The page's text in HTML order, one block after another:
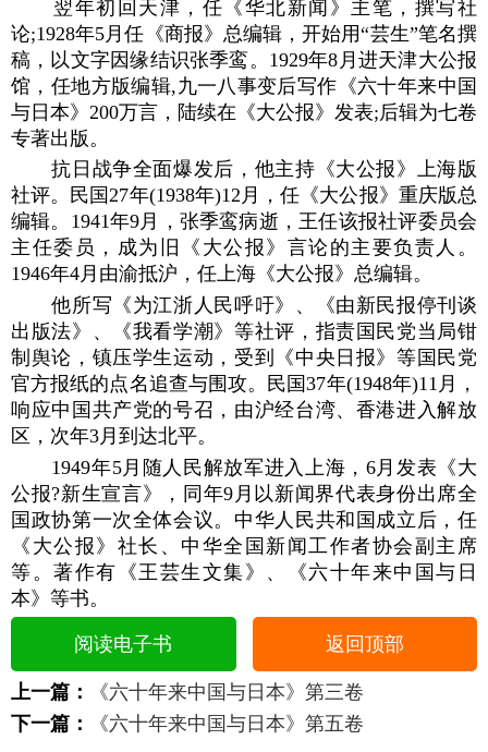
翌年初回天津，任《华北新闻》主笔，撰写社
论;1928年5月任《商报》总编辑，开始用“芸生”笔名撰
稿，以文字因缘结识张季鸾。1929年8月进天津大公报
馆，任地方版编辑,九一八事变后写作《六十年来中国
与日本》200万言，陆续在《大公报》发表;后辑为七卷
专著出版。
抗日战争全面爆发后，他主持《大公报》上海版
社评。民国27年(1938年)12月，任《大公报》重庆版总
编辑。1941年9月，张季鸾病逝，王任该报社评委员会
主任委员，成为旧《大公报》言论的主要负责人。
1946年4月由渝抵沪，任上海《大公报》总编辑。
他所写《为江浙人民呼吁》、《由新民报停刊谈
出版法》、《我看学潮》等社评，指责国民党当局钳
制舆论，镇压学生运动，受到《中央日报》等国民党
官方报纸的点名追查与围攻。民国37年(1948年)11月，
响应中国共产党的号召，由沪经台湾、香港进入解放
区，次年3月到达北平。
1949年5月随人民解放军进入上海，6月发表《大
公报?新生宣言》，同年9月以新闻界代表身份出席全
国政协第一次全体会议。中华人民共和国成立后，任
《大公报》社长、中华全国新闻工作者协会副主席
等。著作有《王芸生文集》、《六十年来中国与日
本》等书。
阅读电子书 返回顶部
上一篇：
《六十年来中国与日本》第三卷
下一篇：
《六十年来中国与日本》第五卷